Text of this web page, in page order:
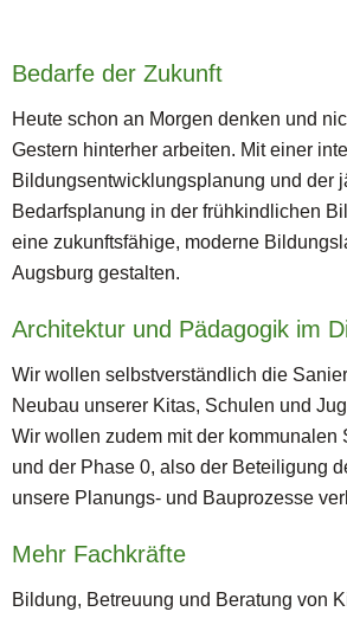
Bedarfe der Zukunft
Heute schon an Morgen denken und
Gestern hinterher arbeiten. Mit einer
Bildungsentwicklungsplanung und der
Bedarfsplanung in der frühkindlichen
eine zukunftsfähige, moderne
Augsburg gestalten.
Architektur und Pädagogik im
Wir wollen selbstverständlich die
Neubau unserer Kitas, Schulen und
Wir wollen zudem mit der kommunalen
und der Phase 0, also der Beteiligung
unsere Planungs- und Bauprozesse
Mehr Fachkräfte
Bildung, Betreuung und Beratung von